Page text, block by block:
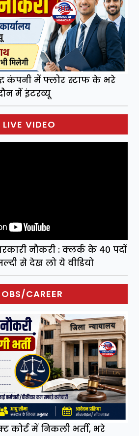
कंपनी में फ्लोर स्टाफ के भरे
में इंटरव्यू
LIVE VIDEO
नौकरी : क्लर्क के 40 पदों
से देख लो ये वीडियो
CAREER
कोर्ट में निकली भर्ती, भरे